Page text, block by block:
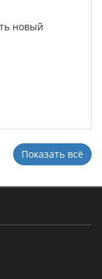
новый
Показать всё